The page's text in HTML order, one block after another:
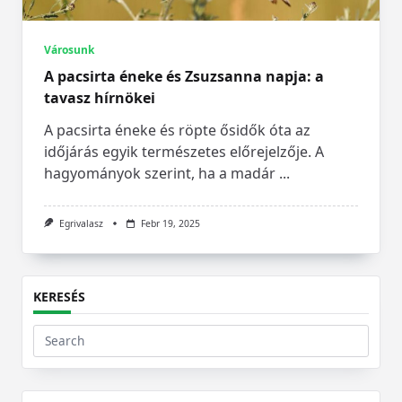
Városunk
A pacsirta éneke és Zsuzsanna napja: a
tavasz hírnökei
A pacsirta éneke és röpte ősidők óta az
időjárás egyik természetes előrejelzője. A
hagyományok szerint, ha a madár ...
Egrivalasz Febr 19, 2025
KERESÉS
Search
for: